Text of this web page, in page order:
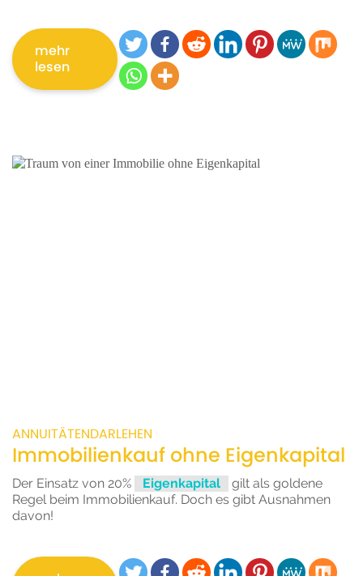
mehr
lesen
ANNUITÄTENDARLEHEN
Immobilienkauf ohne Eigenkapital
Der Einsatz von 20% Eigenkapital
gilt als goldene
Regel beim Immobilienkauf. Doch es gibt Ausnahmen
davon!